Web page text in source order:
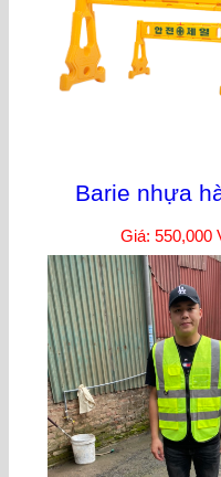
Barie nhựa
Giá: 550,000